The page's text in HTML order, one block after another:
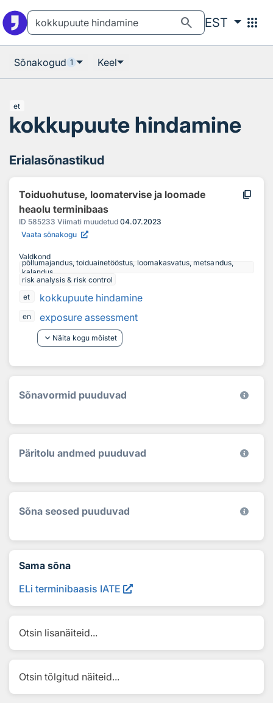
search EST apps
Sõnakogud 1 Keel
et
kokkupuute hindamine
Erialasõnastikud
Toiduohutuse, loomatervise ja loomade
heaolu terminibaas
content_copy
ID 585233 Viimati muudetud 04.07.2023
Vaata sõnakogu
Valdkond
põllumajandus, toiduainetööstus, loomakasvatus, metsandus,
kalandus
risk analysis & risk control
et
kokkupuute hindamine
en
exposure assessment
keyboard_arrow_down Näita kogu mõistet
Sõnavormid puuduvad
Päritolu andmed puuduvad
Sõna seosed puuduvad
Sama sõna
ELi terminibaasis IATE
Otsin lisanäiteid...
Otsin tõlgitud näiteid...